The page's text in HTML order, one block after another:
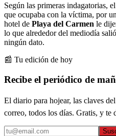
Según las primeras indagatorias,
que ocupaba con la víctima, por
hotel de Playa del Carmen le
lo que alrededor del mediodía
ningún dato.
📰 Tu edición de hoy
Recibe el periódico de
El diario para hojear, las claves
correo, todos los días. Gratis, y te